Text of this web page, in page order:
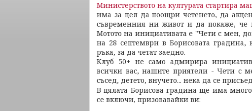
Министерството на културата стартира
има за цел да поощри четенето, да
съвременния ни живот и да покаже, че
Мотото на инициативата е "Чети с мен,
на 28 септември в Борисовата
ръка, за да четат заедно.
Клуб 50+ не само адмирира
всички вас, нашите приятели - Чети с
съсед, детето, внучето... нека да се
В цялата Борисова градина ще има
се включи, призовавайки ви: